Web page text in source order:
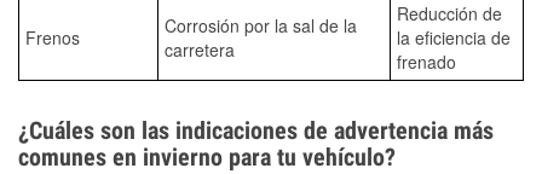
Frenos
Corrosión por la sal de la
carretera
Reducción de
la eficiencia de
frenado
¿Cuáles son las indicaciones de advertencia más
comunes en invierno para tu vehículo?